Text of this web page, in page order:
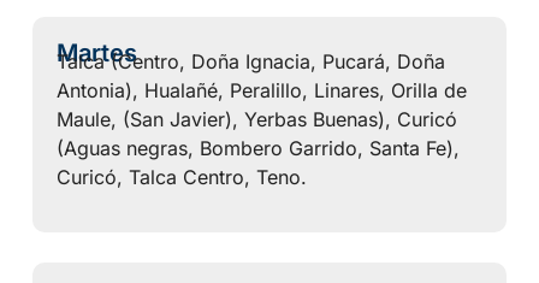
Martes
Talca (Centro, Doña Ignacia, Pucará, Doña
Antonia), Hualañé, Peralillo, Linares, Orilla de
Maule, (San Javier), Yerbas Buenas), Curicó
(Aguas negras, Bombero Garrido, Santa Fe),
Curicó, Talca Centro, Teno.